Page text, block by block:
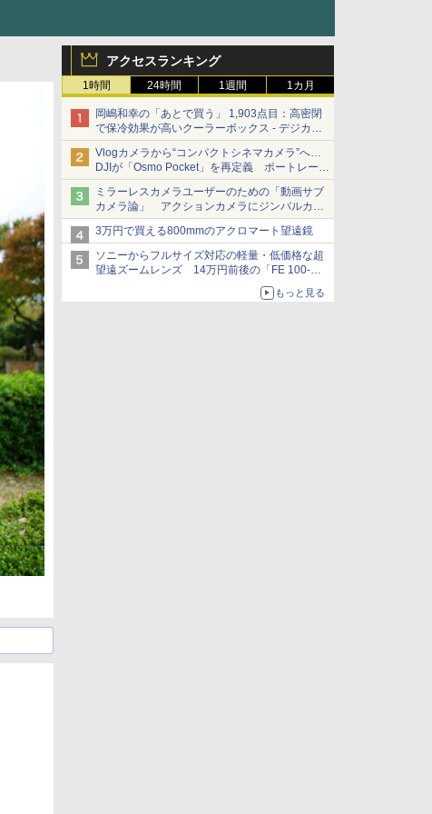
アクセスランキング
1時間 24時間 1週間 1カ月
岡嶋和幸の「あとで買う」 1,903点目：高密閉
で保冷効果が高いクーラーボックス - デジカメ
Watch
Vlogカメラから“コンパクトシネマカメラ”へ…
DJIが「Osmo Pocket」を再定義 ポートレート
重視の映像設計に
ミラーレスカメラユーザーのための「動画サブ
カメラ論」 アクションカメラにジンバルカメ
ラ……その実質的な違いは？
3万円で買える800mmのアクロマート望遠鏡
ソニーからフルサイズ対応の軽量・低価格な超
望遠ズームレンズ 14万円前後の「FE 100-
もっと見る